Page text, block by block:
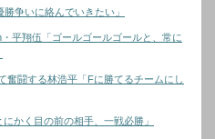
争いに絡んでいきたい」
平翔伍「ゴールゴールゴールと、常に
奮闘する林浩平「Fに勝てるチームにし
かく目の前の相手、一戦必勝」